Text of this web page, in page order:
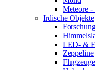
Meteore -
Irdische Objekte
LED- &
Zeppeline
Flugzeuge